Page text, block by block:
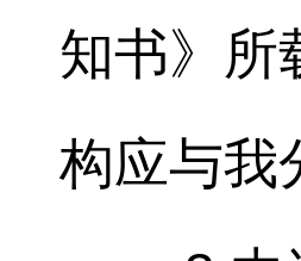
知书》所
构应与我